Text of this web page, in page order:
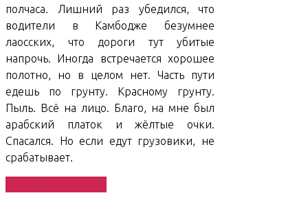
полчаса. Лишний раз убедился, что
водители в Камбодже безумнее
лаосских, что дороги тут убитые
напрочь. Иногда встречается хорошее
полотно, но в целом нет. Часть пути
едешь по грунту. Красному грунту.
Пыль. Всё на лицо. Благо, на мне был
арабский платок и жёлтые очки.
Спасался. Но если едут грузовики, не
срабатывает.